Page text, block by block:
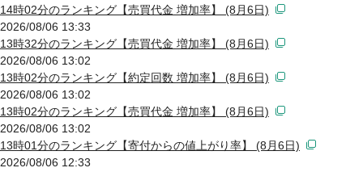
14時02分のランキング【売買代金 増加率】 (8月6日)
2026/08/06 13:33
13時32分のランキング【売買代金 増加率】 (8月6日)
2026/08/06 13:02
13時02分のランキング【約定回数 増加率】 (8月6日)
2026/08/06 13:02
13時02分のランキング【売買代金 増加率】 (8月6日)
2026/08/06 13:02
13時01分のランキング【寄付からの値上がり率】 (8月6日)
2026/08/06 12:33